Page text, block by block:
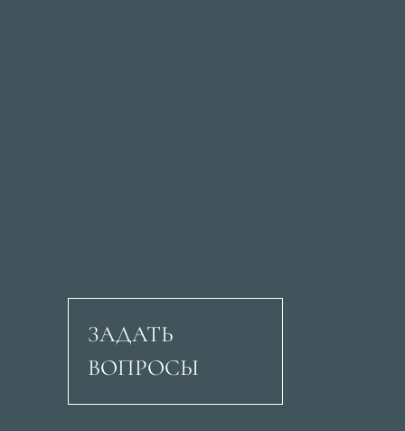
Авеню Рикардо
ЗАДАТЬ
ВОПРОСЫ